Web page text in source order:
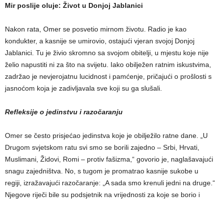
Mir poslije oluje: Život u Donjoj Jablanici
Nakon rata, Omer se posvetio mirnom životu. Radio je kao
kondukter, a kasnije se umirovio, ostajući vjeran svojoj Donjoj
Jablanici. Tu je živio skromno sa svojom obitelji, u mjestu koje nije
želio napustiti ni za što na svijetu. Iako obilježen ratnim iskustvima,
zadržao je nevjerojatnu lucidnost i pamćenje, pričajući o prošlosti s
jasnoćom koja je zadivljavala sve koji su ga slušali.
Refleksije o jedinstvu i razočaranju
Omer se često prisjećao jedinstva koje je obilježilo ratne dane. „U
Drugom svjetskom ratu svi smo se borili zajedno – Srbi, Hrvati,
Muslimani, Židovi, Romi – protiv fašizma,“ govorio je, naglašavajući
snagu zajedništva. No, s tugom je promatrao kasnije sukobe u
regiji, izražavajući razočaranje: „A sada smo krenuli jedni na druge.“
Njegove riječi bile su podsjetnik na vrijednosti za koje se borio i